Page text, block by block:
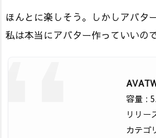
ほんとに楽しそう。しかしアバタ
私は本当にアバター作っていいの
容量 :
リリ
カテゴ